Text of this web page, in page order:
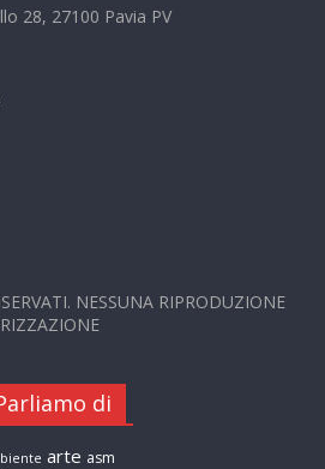
28, 27100 Pavia PV
NESSUNA RIPRODUZIONE
di
arte asm